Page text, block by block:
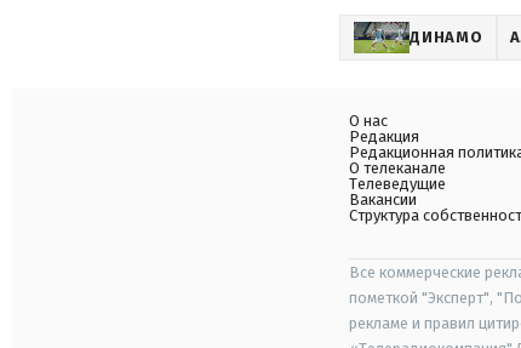
ДИНАМО
О нас
Редакция
Редакционная
О телеканале
Телеведущие
Вакансии
Структура
Все коммерческие
пометкой "Эксперт",
рекламе и правил